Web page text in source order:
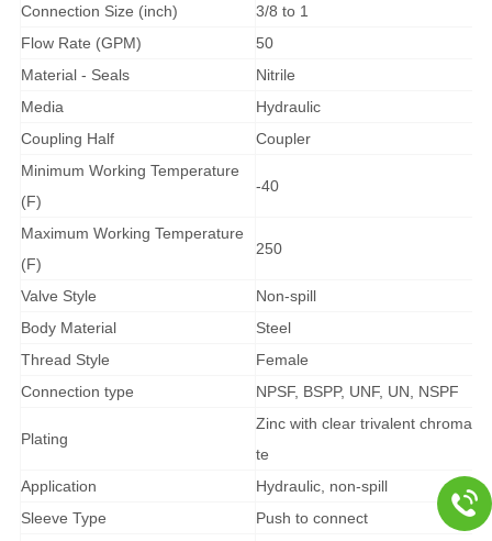
Connection Size (inch)
3/8 to 1
Flow Rate (GPM)
50
Material - Seals
Nitrile
Media
Hydraulic
Coupling Half
Coupler
Minimum Working Temperature
(F)
-40
Maximum Working Temperature
(F)
250
Valve Style
Non-spill
Body Material
Steel
Thread Style
Female
Connection type
NPSF, BSPP, UNF, UN, NSPF
Plating
Zinc with clear trivalent chroma
te
Application
Hydraulic, non-spill
Sleeve Type
Push to connect